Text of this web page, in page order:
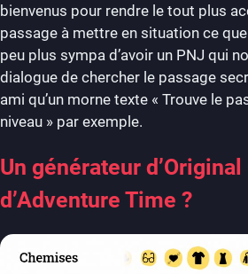
bienvenus pour rendre le tout plus
passage à mettre en situation ce que
peu plus sympa d’avoir un PNJ qui
dialogue de chercher le passage
ami qu’un morne texte « Trouve le
niveau » par exemple.
Un générateur
d’Adventure Time ?